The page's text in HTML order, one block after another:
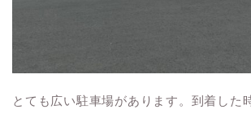
とても広い駐車場があります。到着した